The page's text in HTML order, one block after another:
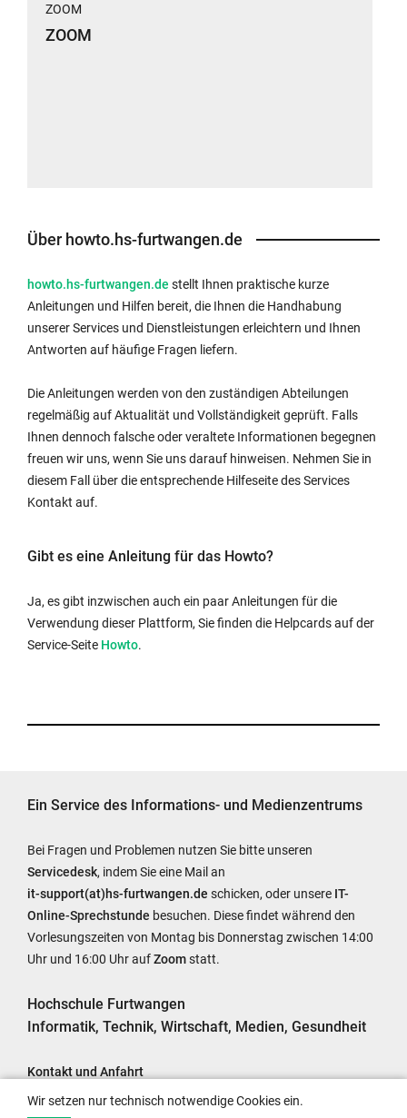
ZOOM
ZOOM
Über howto.hs-furtwangen.de
howto.hs-furtwangen.de stellt Ihnen praktische kurze
Anleitungen und Hilfen bereit, die Ihnen die Handhabung
unserer Services und Dienstleistungen erleichtern und Ihnen
Antworten auf häufige Fragen liefern.
Die Anleitungen werden von den zuständigen Abteilungen
regelmäßig auf Aktualität und Vollständigkeit geprüft. Falls
Ihnen dennoch falsche oder veraltete Informationen begegnen
freuen wir uns, wenn Sie uns darauf hinweisen. Nehmen Sie in
diesem Fall über die entsprechende Hilfeseite des Services
Kontakt auf.
Gibt es eine Anleitung für das Howto?
Ja, es gibt inzwischen auch ein paar Anleitungen für die
Verwendung dieser Plattform, Sie finden die Helpcards auf der
Service-Seite Howto.
Ein Service des Informations- und Medienzentrums
Bei Fragen und Problemen nutzen Sie bitte unseren
Servicedesk, indem Sie eine Mail an
it-support(at)hs-furtwangen.de schicken, oder unsere IT-
Online-Sprechstunde besuchen. Diese findet während den
Vorlesungszeiten von Montag bis Donnerstag zwischen 14:00
Uhr und 16:00 Uhr aufZoomstatt.
Hochschule Furtwangen
Informatik, Technik, Wirtschaft, Medien, Gesundheit
Kontakt und Anfahrt
Impressum
Barrierefreiheit
Wir setzen nur technisch notwendige Cookies ein.